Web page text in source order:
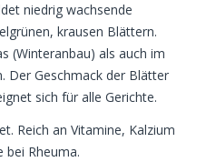
niedrig wachsende
krausen Blättern.
(Winteranbau) als auch im
Der Geschmack der Blätter
sich für alle Gerichte.
Reich an Vitamine, Kalzium
bei Rheuma.